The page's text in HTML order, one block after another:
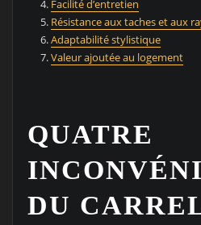
Facilité d’entretien
Résistance aux taches et aux
Adaptabilité stylistique
Valeur ajoutée au logement
QUATRE
DU